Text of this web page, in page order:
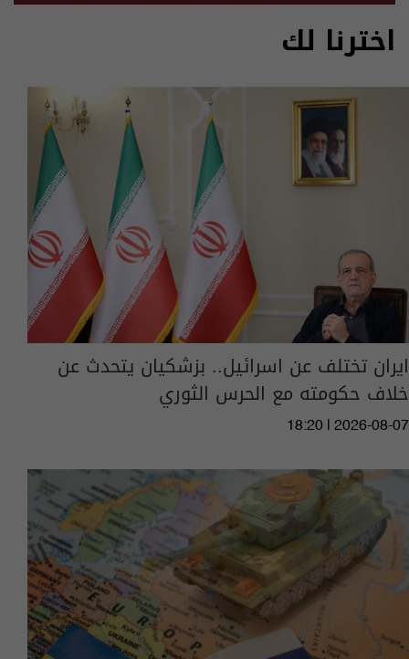
اخترنا لك
ايران تختلف عن اسرائيل.. بزشكيان يتحدث عن
خلاف حكومته مع الحرس الثوري
18:20 | 2026-08-07